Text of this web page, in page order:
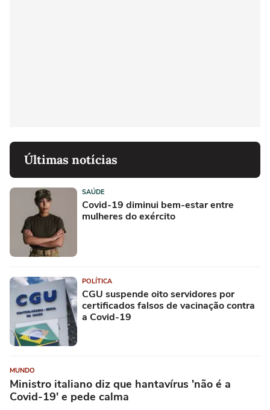
Últimas notícias
SAÚDE
Covid-19 diminui bem-estar entre
mulheres do exército
POLÍTICA
CGU suspende oito servidores por
certificados falsos de vacinação contra
a Covid-19
MUNDO
Ministro italiano diz que hantavírus 'não é a
Covid-19' e pede calma